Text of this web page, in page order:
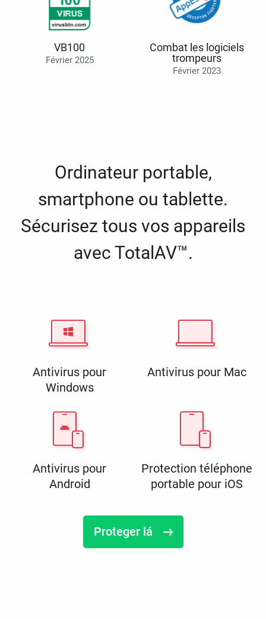
VB100
Février 2025
Combat les logiciels
trompeurs
Février 2023
Ordinateur portable,
smartphone ou tablette.
Sécurisez tous vos appareils
avec TotalAV™.
Antivirus pour
Windows
Antivirus pour Mac
Antivirus pour
Android
Protection téléphone
portable pour iOS
Proteger lá